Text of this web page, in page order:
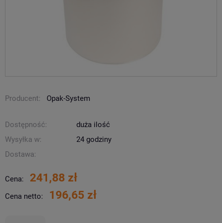
Producent: Opak-System
Dostępność:
duża ilość
Wysyłka w:
24 godziny
Dostawa:
Cena: 241,88 zł
Cena netto: 196,65 zł